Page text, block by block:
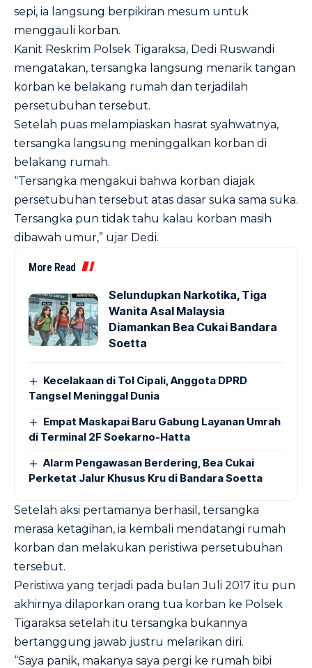
sepi, ia langsung berpikiran mesum untuk
menggauli korban.
Kanit Reskrim Polsek Tigaraksa, Dedi Ruswandi
mengatakan, tersangka langsung menarik tangan
korban ke belakang rumah dan terjadilah
persetubuhan tersebut.
Setelah puas melampiaskan hasrat syahwatnya,
tersangka langsung meninggalkan korban di
belakang rumah.
“Tersangka mengakui bahwa korban diajak
persetubuhan tersebut atas dasar suka sama suka.
Tersangka pun tidak tahu kalau korban masih
dibawah umur,” ujar Dedi.
More Read
Selundupkan Narkotika, Tiga
Wanita Asal Malaysia
Diamankan Bea Cukai Bandara
Soetta
Kecelakaan di Tol Cipali, Anggota DPRD
Tangsel Meninggal Dunia
Empat Maskapai Baru Gabung Layanan Umrah
di Terminal 2F Soekarno-Hatta
Alarm Pengawasan Berdering, Bea Cukai
Perketat Jalur Khusus Kru di Bandara Soetta
Setelah aksi pertamanya berhasil, tersangka
merasa ketagihan, ia kembali mendatangi rumah
korban dan melakukan peristiwa persetubuhan
tersebut.
Peristiwa yang terjadi pada bulan Juli 2017 itu pun
akhirnya dilaporkan orang tua korban ke Polsek
Tigaraksa setelah itu tersangka bukannya
bertanggung jawab justru melarikan diri.
“Saya panik, makanya saya pergi ke rumah bibi